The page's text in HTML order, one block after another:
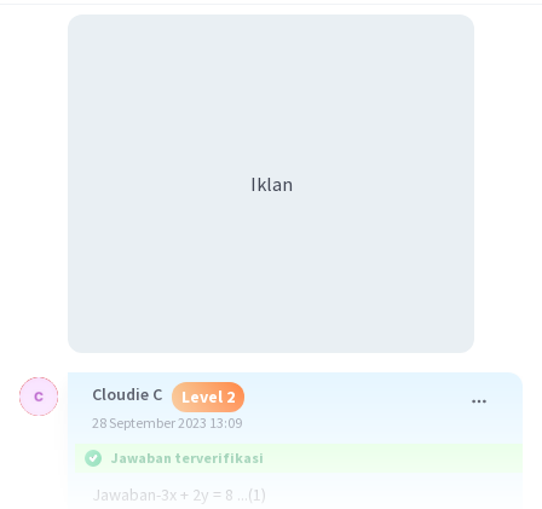
Iklan
Cloudie C Level 2
28 September 2023 13:09
Jawaban terverifikasi
Jawaban-3x + 2y = 8 ...(1)